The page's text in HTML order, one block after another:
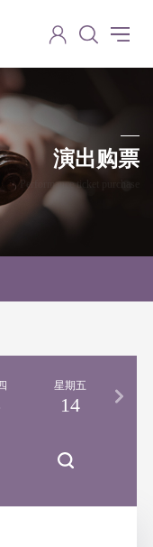
演出购票
Performance ticket purchase
星期五
14